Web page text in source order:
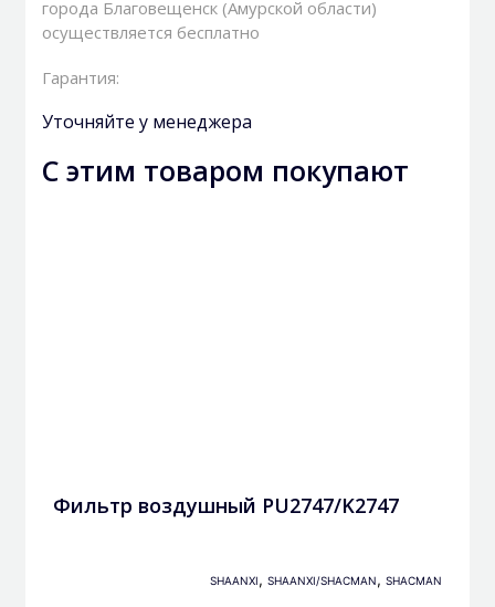
города Благовещенск (Амурской области)
осуществляется бесплатно
Гарантия:
Уточняйте у менеджера
С этим товаром покупают
Фильтр воздушный PU2747/K2747
SHAANXI, SHAANXI/SHACMAN, SHACMAN